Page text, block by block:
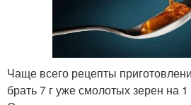
Чаще всего рецепты
брать 7 г уже смолотых зерен на